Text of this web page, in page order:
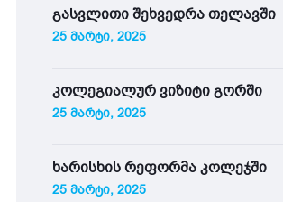
გასვლითი შეხვედრა თელავში
25 მარტი, 2025
კოლეგიალურ ვიზიტი გორში
25 მარტი, 2025
ხარისხის რეფორმა კოლეჯში
25 მარტი, 2025